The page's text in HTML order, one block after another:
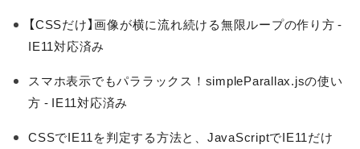
【CSSだけ】画像が横に流れ続ける無限ループの作り方 -
IE11対応済み
スマホ表示でもパララックス！simpleParallax.jsの使い
方 - IE11対応済み
CSSでIE11を判定する方法と、JavaScriptでIE11だけ